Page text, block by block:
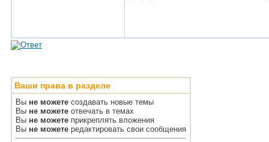
Ваши права в разделе
Вы не можете создавать новые темы
Вы не можете отвечать в темах
Вы не можете прикреплять вложения
Вы не можете редактировать свои сообщения